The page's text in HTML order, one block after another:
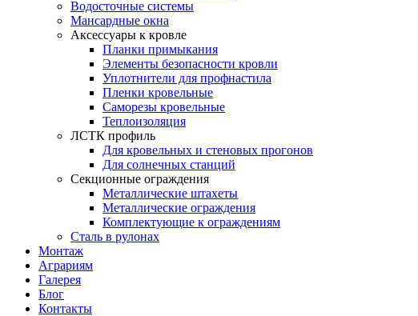
Водосточные системы
Мансардные окна
Аксессуары к кровле
Планки примыкания
Элементы безопасности кровли
Уплотнители для профнастила
Пленки кровельные
Саморезы кровельные
Теплоизоляция
ЛСТК профиль
Для кровельных и стеновых прогонов
Для солнечных станций
Секционные ограждения
Металлические штахеты
Металлические ограждения
Комплектующие к ограждениям
Сталь в рулонах
Монтаж
Аграриям
Галерея
Блог
Контакты